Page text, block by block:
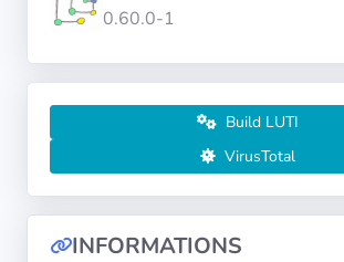
À propos
FILTRES
Langues
Architectures
0.60.0-1
Build LUTI
VirusTotal
INFORMATIONS